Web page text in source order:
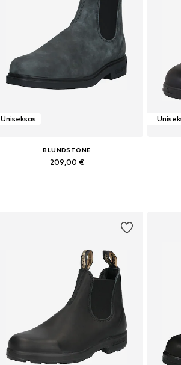
Uniseksas
BLUNDSTONE
209,00 €